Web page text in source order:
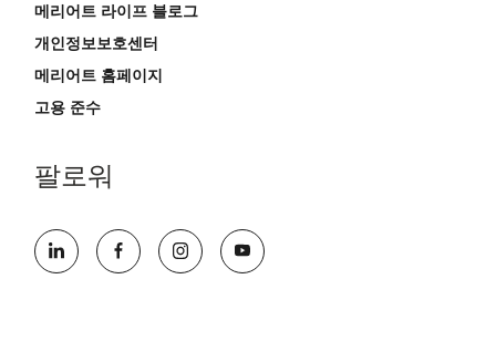
메리어트 라이프 블로그
개인정보보호센터
메리어트 홈페이지
고용 준수
팔로워